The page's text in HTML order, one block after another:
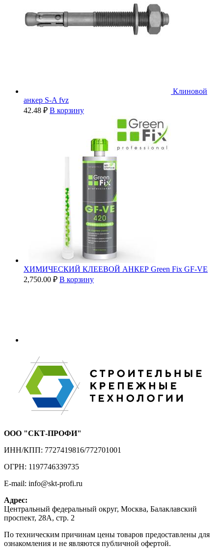
Клиновой
анкер S-A fvz
42.48 ₽ В корзину
ХИМИЧЕСКИЙ КЛЕЕВОЙ АНКЕР Green Fix GF-VE
2,750.00 ₽ В корзину
ООО "СКТ-ПРОФИ"
ИНН/КПП: 7727419816/772701001
ОГРН: 1197746339735
E-mail: info@skt-profi.ru
Адрес:
Центральный федеральный округ, Москва, Балаклавский
проспект, 28А, стр. 2
По техническим причинам цены товаров предоставлены для
ознакомления и не являются публичной офертой.